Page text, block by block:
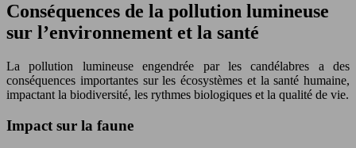
Conséquences de la pollution lumineuse
sur l’environnement et la santé
La pollution lumineuse engendrée par les candélabres a des
conséquences importantes sur les écosystèmes et la santé humaine,
impactant la biodiversité, les rythmes biologiques et la qualité de vie.
Impact sur la faune